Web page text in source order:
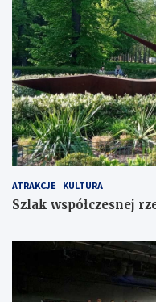
ATRAKCJE KULTURA
Szlak współczesnej